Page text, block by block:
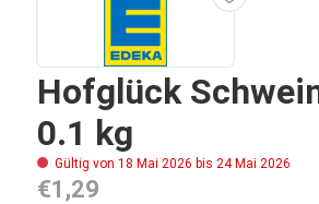
Hofglück
0.1 kg
Gültig von 18 Mai 2026 bis 24 Mai 2026
€1,29